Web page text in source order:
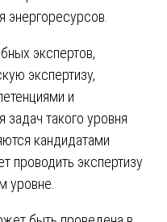
энергоресурсов.
экспертов,
экспертизу,
и
задач такого уровня
кандидатами
проводить экспертизу
уровне.